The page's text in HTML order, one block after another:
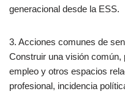
generacional desde la ESS.
3. Acciones comunes de
Construir una visión común,
empleo y otros espacios
profesional, incidencia